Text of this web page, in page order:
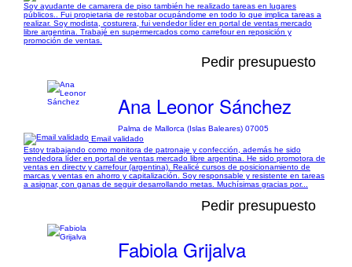
Soy ayudante de camarera de piso también he realizado tareas en lugares
públicos.. Fui propietaria de restobar ocupándome en todo lo que implica tareas a
realizar. Soy modista, costurera, fui vendedor líder en portal de ventas mercado
libre argentina. Trabajé en supermercados como carrefour en reposición y
promoción de ventas.
Pedir presupuesto
Ana Leonor Sánchez
Palma de Mallorca (Islas Baleares) 07005
Email validado
Estoy trabajando como monitora de patronaje y confección, además he sido
vendedora líder en portal de ventas mercado libre argentina. He sido promotora de
ventas en directv y carrefour (argentina). Realicé cursos de posicionamiento de
marcas y ventas en ahorro y capitalización. Soy responsable y resistente en tareas
a asignar, con ganas de seguir desarrollando metas. Muchísimas gracias por...
Pedir presupuesto
Fabiola Grijalva